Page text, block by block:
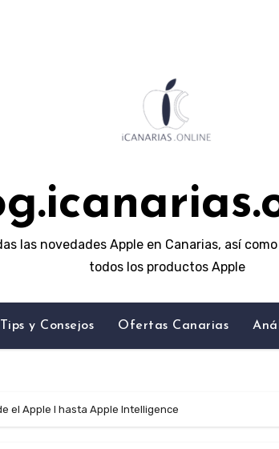
las novedades Apple en Canarias, así
todos los productos Apple
Tips y Consejos Ofertas Canarias
el Apple I hasta Apple Intelligence